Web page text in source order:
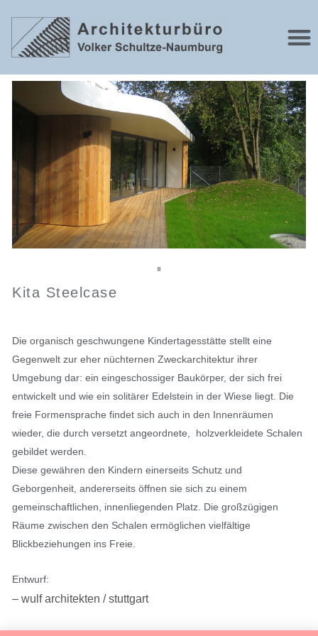
Kita Steelcase
Die organisch geschwungene Kindertagesstätte stellt eine
Gegenwelt zur eher nüchternen Zweckarchitektur ihrer
Umgebung dar: ein eingeschossiger Baukörper, der sich frei
entwickelt und wie ein solitärer Edelstein in der Wiese liegt. Die
freie Formensprache findet sich auch in den Innenräumen
wieder, die durch versetzt angeordnete, holzverkleidete Schalen
gebildet werden.
Diese gewähren den Kindern einerseits Schutz und
Geborgenheit, andererseits öffnen sie sich zu einem
gemeinschaftlichen, innenliegenden Platz. Die großzügigen
Räume zwischen den Schalen ermöglichen vielfältige
Blickbeziehungen ins Freie.
Entwurf:
– wulf architekten / stuttgart